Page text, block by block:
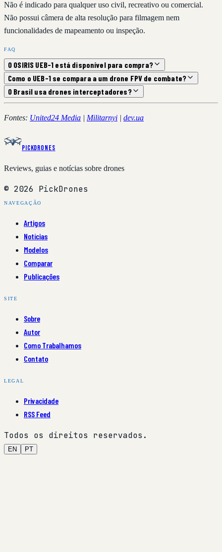
Não é indicado para qualquer uso civil, recreativo ou comercial.
Não possui câmera de alta resolução para filmagem nem
funcionalidades de mapeamento ou inspeção.
FAQ
O OSIRIS UEB-1 está disponível para compra?
Como o UEB-1 se compara a um drone FPV de combate?
O Brasil usa drones interceptadores?
Fontes: United24 Media | Militarnyi | dev.ua
PickDrones
Reviews, guias e notícias sobre drones
© 2026 PickDrones
NAVEGAÇÃO
Artigos
Notícias
Modelos
Comparar
Publicações
SITE
Sobre
Autor
Como Trabalhamos
Contato
LEGAL
Privacidade
RSS Feed
Todos os direitos reservados.
EN PT